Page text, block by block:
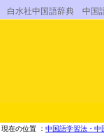
白水社中国語辞典 中
現在の位置 ： 中国語学習法・